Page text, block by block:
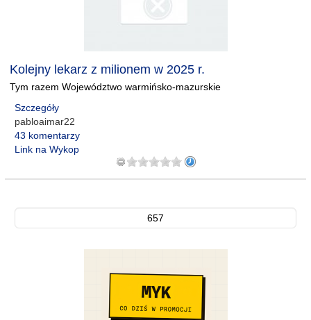
Kolejny lekarz z milionem w 2025 r.
Tym razem Województwo warmińsko-mazurskie
Szczegóły
pabloaimar22
43 komentarzy
Link na Wykop
657